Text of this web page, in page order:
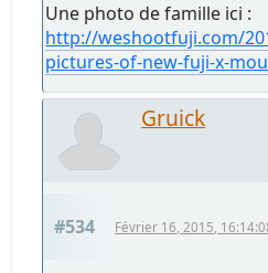
Une photo de famille ici :
http://weshootfuji.com/
pictures-of-new-fuji-x-
Gruick
#534 Février 16, 2015,